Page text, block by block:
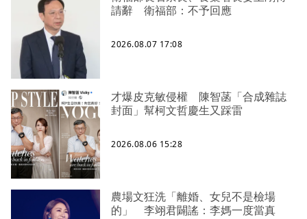
請辭 衛福部：不予回應
2026.08.07 17:08
才爆皮克敏侵權 陳智菡「合成雜誌
封面」幫柯文哲慶生又踩雷
2026.08.06 15:28
農場文狂洗「離婚、女兒不是檢場
的」 李翊君闢謠：李媽一度當真